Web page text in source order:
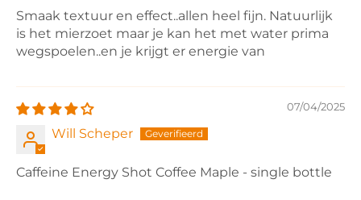
Smaak textuur en effect..allen heel fijn. Natuurlijk
is het mierzoet maar je kan het met water prima
wegspoelen..en je krijgt er energie van
07/04/2025
Will Scheper
Caffeine Energy Shot Coffee Maple - single bottle